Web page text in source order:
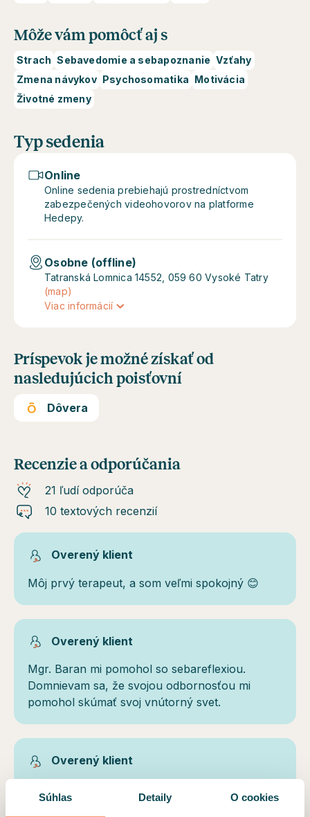
Súhlas Detaily O cookies
Môže vám pomôcť aj s
Strach Sebavedomie a sebapoznanie Vzťahy
Zmena návykov Psychosomatika Motivácia
Životné zmeny
Typ sedenia
Online
Online sedenia prebiehajú prostredníctvom
zabezpečených videohovorov na platforme
Hedepy.
Osobne (offline)
Tatranská Lomnica 14552, 059 60 Vysoké Tatry
(map)
Viac informácií
Príspevok je možné získať od
nasledujúcich poisťovní
Dôvera
Recenzie a odporúčania
21 ľudí odporúča
10 textových recenzií
Overený klient
Môj prvý terapeut, a som veľmi spokojný 😊
Overený klient
Mgr. Baran mi pomohol so sebareflexiou.
Domnievam sa, že svojou odbornosťou mi
pomohol skúmať svoj vnútorný svet.
Overený klient
konzultáciách s Mgr. Jozefom Baranom som